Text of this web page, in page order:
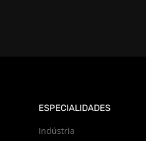
ESPECIALIDADES
Indústria